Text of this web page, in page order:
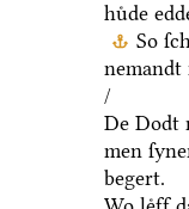
huͤde
So
nemandt
/
De Dodt
men
begert.